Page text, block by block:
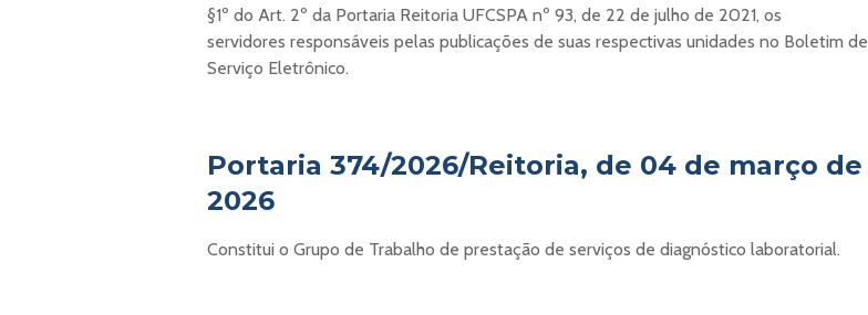
§1º do Art. 2º da Portaria Reitoria UFCSPA nº 93, de 22 de julho de 2021, os
servidores responsáveis pelas publicações de suas respectivas unidades no Boletim de
Serviço Eletrônico.
Portaria 374/2026/Reitoria, de 04 de março de
2026
Constitui o Grupo de Trabalho de prestação de serviços de diagnóstico laboratorial.